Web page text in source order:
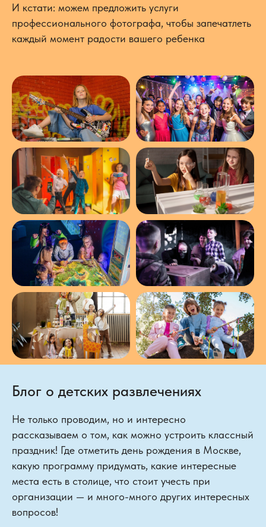
И кстати: можем предложить услуги
профессионального фотографа, чтобы запечатлеть
каждый момент радости вашего ребенка
Блог о детских развлечениях
Не только проводим, но и интересно
рассказываем о том, как можно устроить классный
праздник! Где отметить день рождения в Москве,
какую программу придумать, какие интересные
места есть в столице, что стоит учесть при
организации — и много-много других интересных
вопросов!